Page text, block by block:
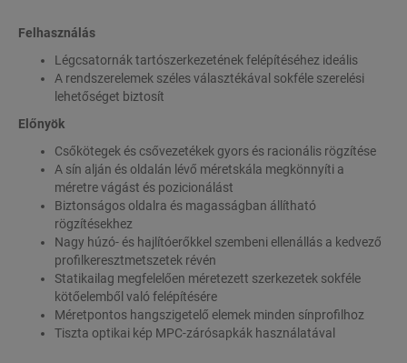
Felhasználás
Légcsatornák tartószerkezetének felépítéséhez ideális
A rendszerelemek széles választékával sokféle szerelési
lehetőséget biztosít
Előnyök
Csőkötegek és csővezetékek gyors és racionális rögzítése
A sín alján és oldalán lévő méretskála megkönnyíti a
méretre vágást és pozicionálást
Biztonságos oldalra és magasságban állítható
rögzítésekhez
Nagy húzó- és hajlítóerőkkel szembeni ellenállás a kedvező
profilkeresztmetszetek révén
Statikailag megfelelően méretezett szerkezetek sokféle
kötőelemből való felépítésére
Méretpontos hangszigetelő elemek minden sínprofilhoz
Tiszta optikai kép MPC-zárósapkák használatával